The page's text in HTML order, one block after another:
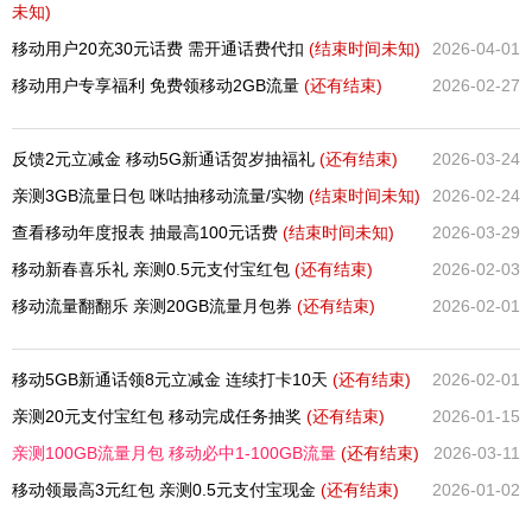
未知)
2026-04-01
移动用户20充30元话费 需开通话费代扣 (结束时间未知)
2026-02-27
移动用户专享福利 免费领移动2GB流量 (还有结束)
2026-03-24
反馈2元立减金 移动5G新通话贺岁抽福礼 (还有结束)
2026-02-24
亲测3GB流量日包 咪咕抽移动流量/实物 (结束时间未知)
2026-03-29
查看移动年度报表 抽最高100元话费 (结束时间未知)
2026-02-03
移动新春喜乐礼 亲测0.5元支付宝红包 (还有结束)
2026-02-01
移动流量翻翻乐 亲测20GB流量月包券 (还有结束)
2026-02-01
移动5GB新通话领8元立减金 连续打卡10天 (还有结束)
2026-01-15
亲测20元支付宝红包 移动完成任务抽奖 (还有结束)
2026-03-11
亲测100GB流量月包 移动必中1-100GB流量 (还有结束)
2026-01-02
移动领最高3元红包 亲测0.5元支付宝现金 (还有结束)